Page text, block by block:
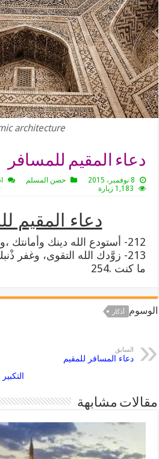
architecture
دعاء المقيم للمسافر
8 نوفمبر، 2015 حصن المسلم
1,183 زيارة
دعاء المقيم
213- زوَّدك الله التقوى، وغفر
ما كنت .254
الوسوم أذكار
السابق
دعاء المسافر للمقيم
مقالات مشابهة